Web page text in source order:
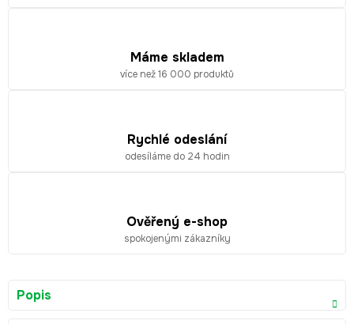
Máme skladem
více než 16 000 produktů
Rychlé odeslání
odesíláme do 24 hodin
Ověřený e-shop
spokojenými zákazníky
Popis